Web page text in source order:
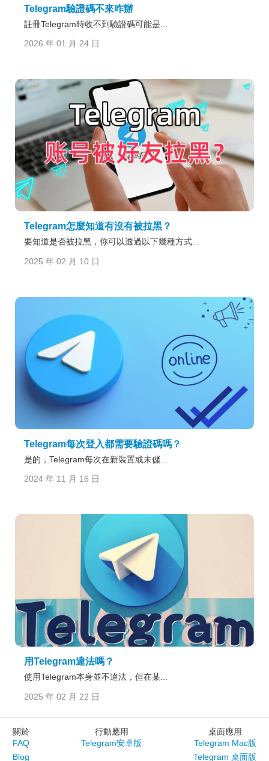
Telegram驗證碼不來咋辦
註冊Telegram時收不到驗證碼可能是...
2026 年 01 月 24 日
Telegram怎麼知道有沒有被拉黑？
要知道是否被拉黑，你可以透過以下幾種方式...
2025 年 02 月 10 日
Telegram每次登入都需要驗證碼嗎？
是的，Telegram每次在新裝置或未儲...
2024 年 11 月 16 日
用Telegram違法嗎？
使用Telegram本身並不違法，但在某...
2025 年 02 月 22 日
關於
FAQ
Blog
行動應用
Telegram安卓版
桌面應用
Telegram Mac版
Telegram 桌面版